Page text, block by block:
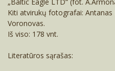
Kiti atvirukų fotografai: Antanas
Voronovas.
Iš viso: 178 vnt.
Literatūros sąrašas: